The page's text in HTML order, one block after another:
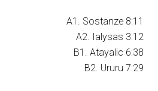
A1. Sostanze 8:11
A2. Ialysas 3:12
B1. Atayalic 6:38
B2. Ururu 7:29